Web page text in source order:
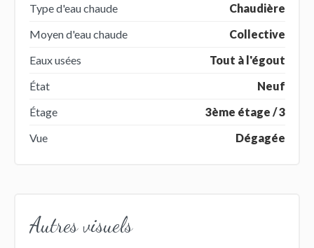
Type d'eau chaude
Chaudière
Moyen d'eau chaude
Collective
Eaux usées
Tout à l'égout
État
Neuf
Étage
3ème étage / 3
Vue
Dégagée
Autres visuels